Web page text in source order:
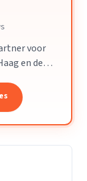
voor
en de
ervoor